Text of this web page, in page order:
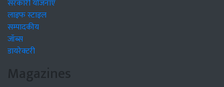
सरकारी योजनाएं
लाइफ स्टाइल
सम्पादकीय
जॉब्स
डायरेक्टरी
Magazines